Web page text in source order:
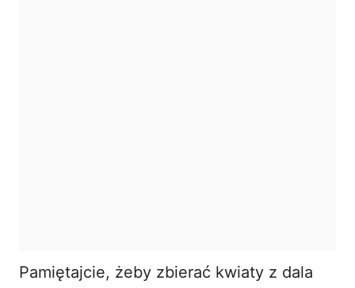
Pamiętajcie, żeby zbierać kwiaty z dala